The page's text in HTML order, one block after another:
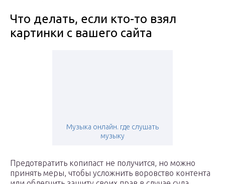
Что делать, если кто-то взял
картинки с вашего сайта
Музыка онлайн. где слушать
музыку
Предотвратить копипаст не получится, но можно
принять меры, чтобы усложнить воровство контента